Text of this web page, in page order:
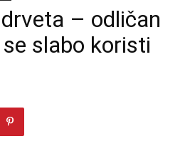
– odličan
slabo koristi